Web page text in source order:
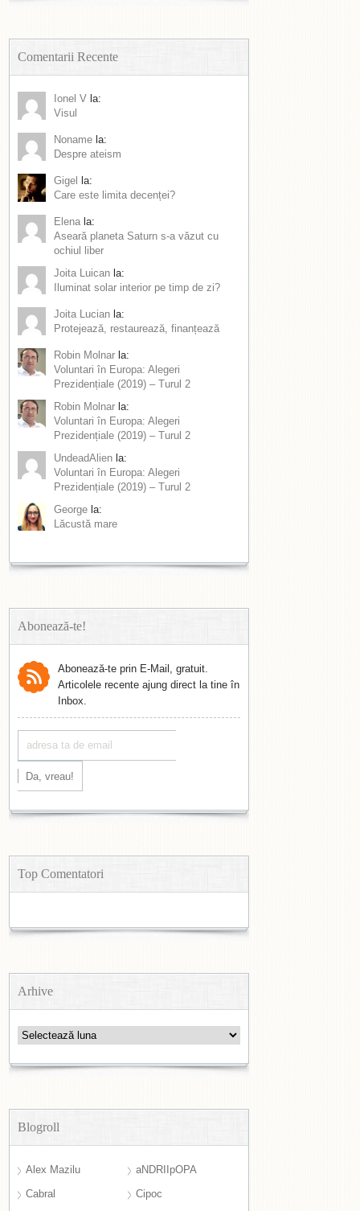
Comentarii Recente
Ionel V la:
Visul
Noname la:
Despre ateism
Gigel
la:
Care este limita decenței?
Elena la:
Aseară planeta Saturn s-a văzut cu
ochiul liber
Joita Luican la:
Iluminat solar interior pe timp de zi?
Joita Lucian la:
Protejează, restaurează, finanțează
Robin Molnar la:
Voluntari în Europa: Alegeri
Prezidențiale (2019) – Turul 2
Robin Molnar la:
Voluntari în Europa: Alegeri
Prezidențiale (2019) – Turul 2
UndeadAlien la:
Voluntari în Europa: Alegeri
Prezidențiale (2019) – Turul 2
George la:
Lăcustă mare
Abonează-te!
Abonează-te prin E-Mail, gratuit.
Articolele recente ajung direct la tine în
Inbox.
Top Comentatori
Arhive
Arhive
Blogroll
Alex Mazilu
aNDRIIpOPA
Cabral
Cipoc